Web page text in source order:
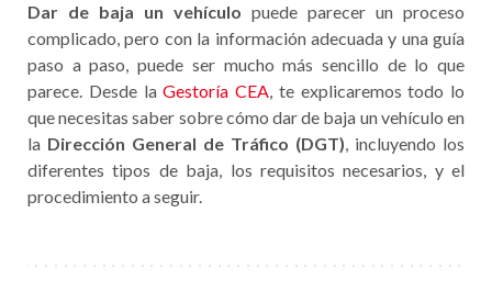
Dar de baja un vehículo puede parecer un proceso
complicado, pero con la información adecuada y una guía
paso a paso, puede ser mucho más sencillo de lo que
parece. Desde laGestoría CEA, te explicaremos todo lo
que necesitas saber sobre cómo dar de baja un vehículo en
la Dirección General de Tráfico (DGT), incluyendo los
diferentes tipos de baja, los requisitos necesarios, y el
procedimiento a seguir.